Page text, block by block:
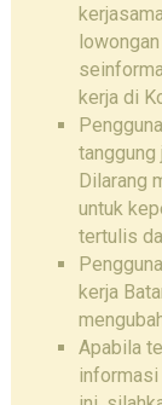
kerja di
tanggung
Dilarang
untuk
tertulis
kerja
Apabila
informasi